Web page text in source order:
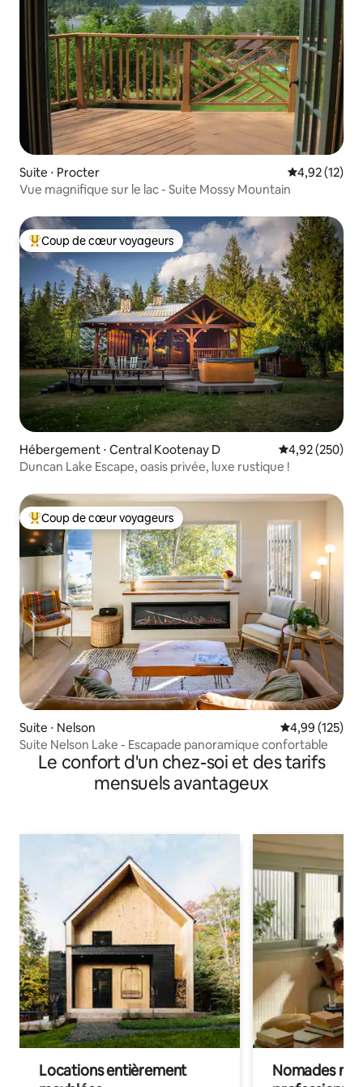
Suite ⋅ Procter Évaluation
4,92 (12)
Vue magnifique sur le lac - Suite Mossy Mountain
Coups de cœur voyageurs les plus appréciés
Coup de cœur voyageurs
Hébergement ⋅ Central Kootenay D Évaluation
4,92 (250)
Duncan Lake Escape, oasis privée, luxe rustique !
Coups de cœur voyageurs les plus appréciés
Coup de cœur voyageurs
Suite ⋅ Nelson Évaluation
4,99 (125)
Suite Nelson Lake - Escapade panoramique confortable
Le confort d'un chez-soi et des tarifs
mensuels avantageux
Locations entièrement
Nomades